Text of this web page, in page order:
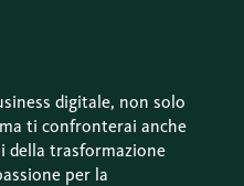
digitale, non solo
ti confronterai anche
della trasformazione
per la